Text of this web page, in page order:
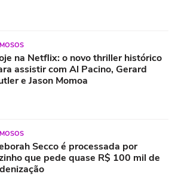
na Netflix: o novo thriller histórico
assistir com Al Pacino, Gerard
e Jason Momoa
Secco é processada por
que pede quase R$ 100 mil de